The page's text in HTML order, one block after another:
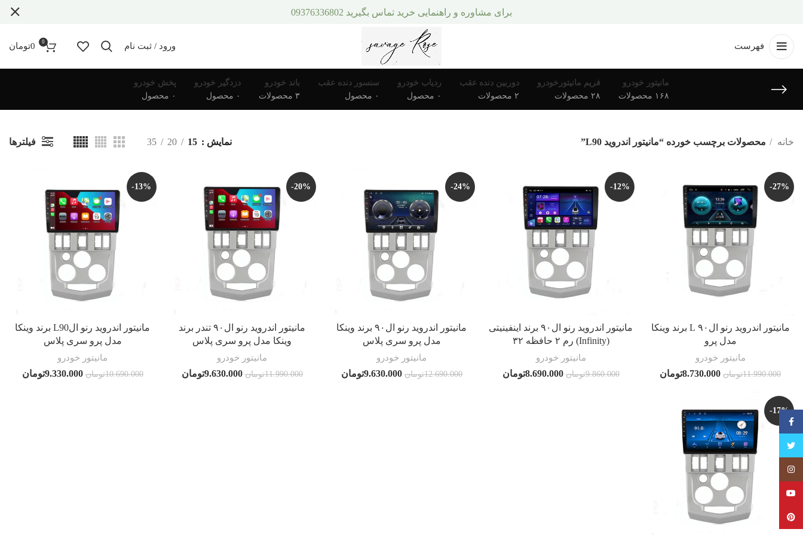
فهرست ورود / ثبت نام 0
0تومان
مانیتور خودرو
۱۶۸ محصولات
فریم مانیتورخودرو
۲۸ محصولات
دوربین دنده عقب
۲ محصولات
ردیاب خودرو
۰ محصول
سنسور دنده عقب
۰ محصول
باند خودرو
۳ محصولات
دزدگیر خودرو
۰ محصول
پخش خودرو
۰ محصول
خانه محصولات برچسب خورده “مانیتور اندروید L90” نمایش 15
20
35 فیلترها
-27%
مانیتور اندروید رنو ال۹۰ L برند وینکا
مدل پرو
مانیتور خودرو
11.990.000تومان 8.730.000تومان
-12%
مانیتور اندروید رنو ال۹۰ برند اینفینیتی
(Infinity) رم ۲ حافظه ۳۲
مانیتور خودرو
9.860.000تومان 8.690.000تومان
-24%
مانیتور اندروید رنو ال۹۰ برند وینکا
مدل پرو سری پلاس
مانیتور خودرو
12.690.000تومان 9.630.000تومان
-20%
مانیتور اندروید رنو ال۹۰ تندر برند
وینکا مدل پرو سری پلاس
مانیتور خودرو
11.990.000تومان 9.630.000تومان
-13%
مانیتور اندروید رنو الL90 برند وینکا
مدل پرو سری پلاس
مانیتور خودرو
10.690.000تومان 9.330.000تومان
-17%
برای مشاوره و راهنمایی خرید تماس بگیرید 09376336802
فیسبوک
Instagram
YouTube
Pinterest